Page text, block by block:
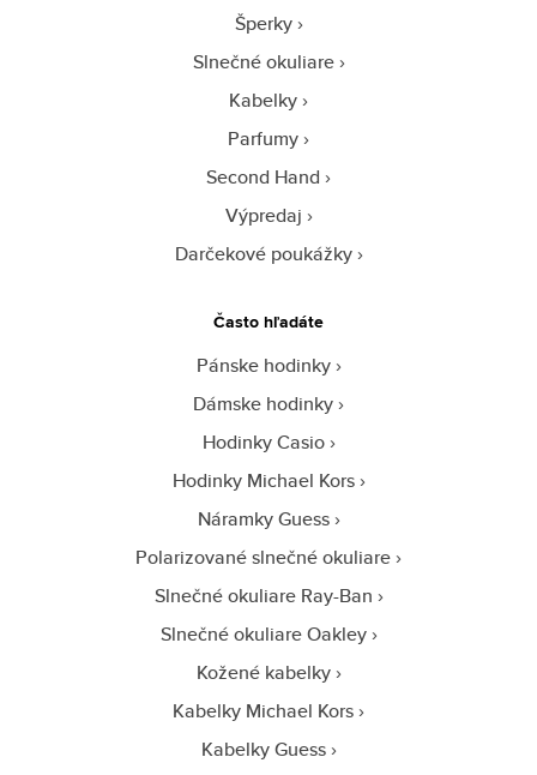
Šperky
Slnečné okuliare
Kabelky
Parfumy
Second Hand
Výpredaj
Darčekové poukážky
Často hľadáte
Pánske hodinky
Dámske hodinky
Hodinky Casio
Hodinky Michael Kors
Náramky Guess
Polarizované slnečné okuliare
Slnečné okuliare Ray-Ban
Slnečné okuliare Oakley
Kožené kabelky
Kabelky Michael Kors
Kabelky Guess